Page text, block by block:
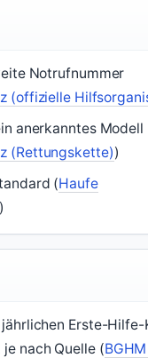
Notrufnummer
(offizielle
anerkanntes Modell
(Rettungskette))
(Haufe
)
Erste-Hilfe-
nach Quelle (